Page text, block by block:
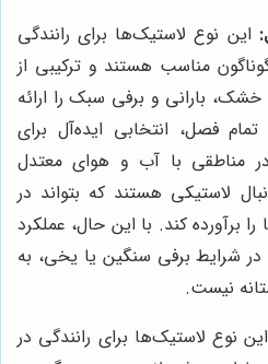
این نوع لاستیک‌ها برای رانندگی
مناسب هستند و ترکیبی از
بارانی و برفی سبک را ارائه
فصل، انتخابی ایده‌آل برای
در مناطقی با آب و هوای معتدل
لاستیکی هستند که بتواند در
برآورده کند. با این حال، عملکرد
شرایط برفی سنگین یا یخی، به
نیست.
این نوع لاستیک‌ها برای رانندگی در